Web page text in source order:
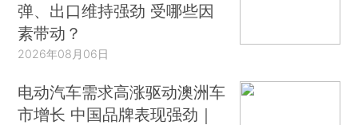
弹、出口维持强劲 受哪些因
素带动？
2026年08月06日
电动汽车需求高涨驱动澳洲车
市增长 中国品牌表现强劲｜